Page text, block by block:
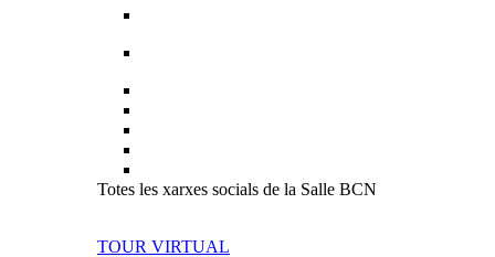
Totes les xarxes socials de la Salle BCN
TOUR VIRTUAL